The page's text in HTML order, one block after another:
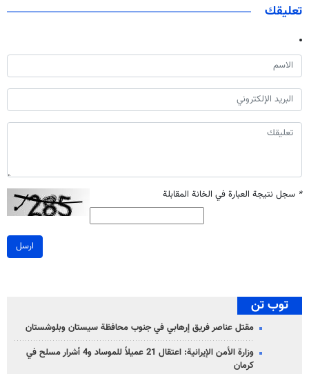
تعليقك
* سجل نتيجة العبارة في الخانة المقابلة
ارسل
توب تن
مقتل عناصر فريق إرهابي في جنوب محافظة سيستان وبلوشستان
وزارة الأمن الإيرانية: اعتقال 21 عميلاً للموساد و4 أشرار مسلح في
كرمان